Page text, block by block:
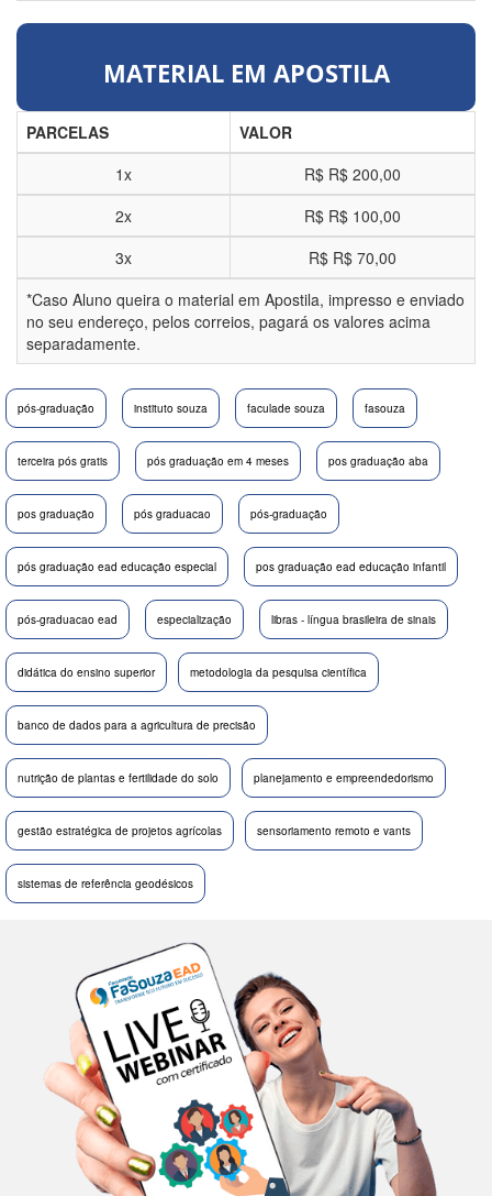
MATERIAL EM APOSTILA
PARCELAS
VALOR
1x
R$ R$ 200,00
2x
R$ R$ 100,00
3x
R$ R$ 70,00
*Caso Aluno queira o material em Apostila, impresso e enviado
no seu endereço, pelos correios, pagará os valores acima
separadamente.
pós-graduação instituto souza faculade souza fasouza
terceira pós gratis pós graduação em 4 meses pos graduação aba
pos graduação pós graduacao pós-graduação
pós graduação ead educação especial pos graduação ead educação infantil
pós-graduacao ead especialização libras - língua brasileira de sinais
didática do ensino superior metodologia da pesquisa científica
banco de dados para a agricultura de precisão
nutrição de plantas e fertilidade do solo planejamento e empreendedorismo
gestão estratégica de projetos agrícolas sensoriamento remoto e vants
sistemas de referência geodésicos